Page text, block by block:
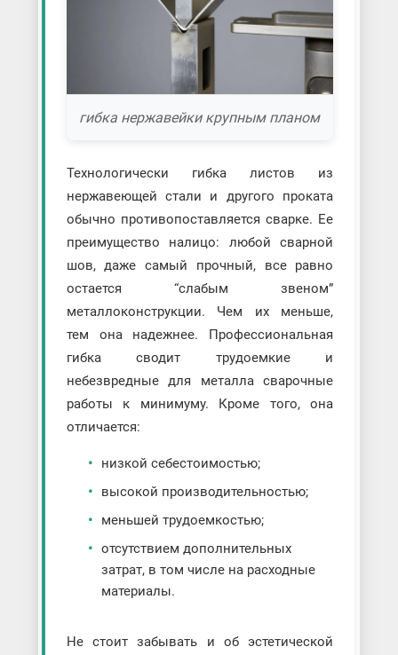
гибка нержавейки крупным планом
Технологически гибка листов из
нержавеющей стали и другого проката
обычно противопоставляется сварке. Ее
преимущество налицо: любой сварной
шов, даже самый прочный, все равно
остается “слабым звеном”
металлоконструкции. Чем их меньше,
тем она надежнее. Профессиональная
гибка сводит трудоемкие и
небезвредные для металла сварочные
работы к минимуму. Кроме того, она
отличается:
низкой себестоимостью;
высокой производительностью;
меньшей трудоемкостью;
отсутствием дополнительных
затрат, в том числе на расходные
материалы.
Не стоит забывать и об эстетической